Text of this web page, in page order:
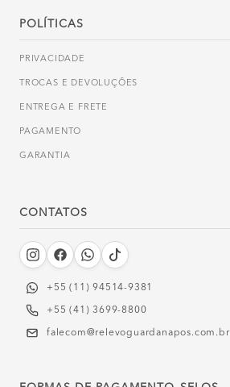
POLÍTICAS
PRIVACIDADE
TROCAS E DEVOLUÇÕES
ENTREGA E FRETE
PAGAMENTO
GARANTIA
CONTATOS
+55 (11) 94514-9381‬
+55 (41) 3699-8800
falecom@relevoguardanapos.com.br